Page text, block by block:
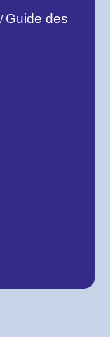
/ Guide des